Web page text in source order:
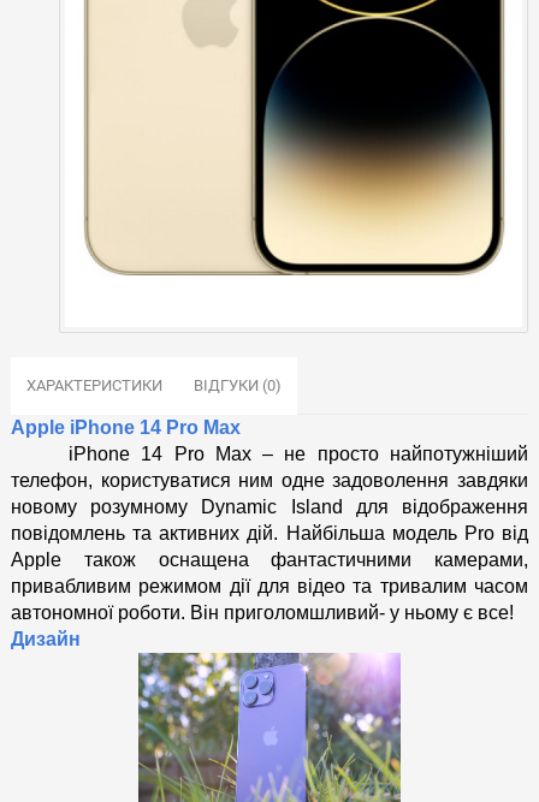
ХАРАКТЕРИСТИКИ ВІДГУКИ (0)
Apple iPhone 14 Pro Max
iPhone 14 Pro Max – не просто найпотужніший
телефон, користуватися ним одне задоволення завдяки
новому розумному Dynamic Island для відображення
повідомлень та активних дій. Найбільша модель Pro від
Apple також оснащена фантастичними камерами,
привабливим режимом дії для відео та тривалим часом
автономної роботи. Він приголомшливий- у ньому є все!
Дизайн